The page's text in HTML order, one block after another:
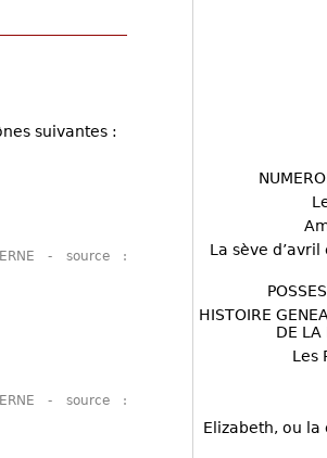
suivantes :
- source :
- source :
La sève
HISTOIRE
DE LA
Les
Elizabeth, ou la